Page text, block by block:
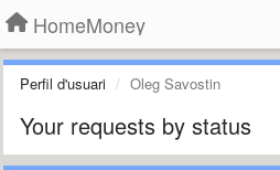
HomeMoney
Perfil d'usuari Oleg Savostin
Your requests by status